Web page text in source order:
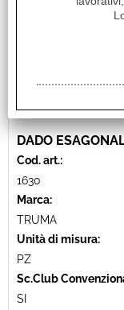
DADO
Cod. art.:
1630
Marca:
TRUMA
Unità di misura:
PZ
Sc.Club
SI